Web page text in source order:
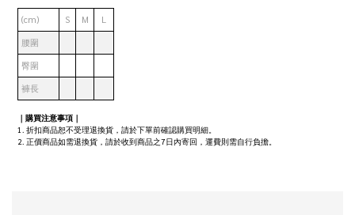
(cm) S M
L
腰圍
臀圍
褲長
｜購買注意事項｜
1. 折扣商品恕不受理退換貨，請於下單前確認購買明細。
2. 正價商品如需退換貨，請於收到商品之7日內寄回，運費則需自行負擔。